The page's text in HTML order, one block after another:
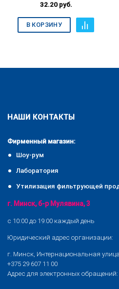
32.20руб.
В КОРЗИНУ
НАШИ КОНТАКТЫ
Фирменный магазин:
Шоу-рум
Лаборатория
Утилизация фильтрующей
г. Минск, б-р Мулявина, 3
с 10:00 до 19:00 каждый день
Юридический адрес организации:
г. Минск, Интернациональная
+375 29 607 11 00
Адрес для электронных обращений: